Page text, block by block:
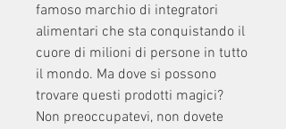
famoso marchio di integratori
alimentari che sta conquistando il
cuore di milioni di persone in tutto
il mondo. Ma dove si possono
trovare questi prodotti magici?
Non preoccupatevi, non dovete